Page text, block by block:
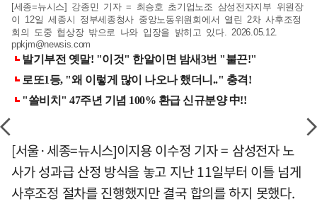
[세종=뉴시스] 강종민 기자 = 최승호 초기업노조 삼성전자지부 위원장
이 12일 세종시 정부세종청사 중앙노동위원회에서 열린 2차 사후조정
회의 도중 협상장 밖으로 나와 입장을 밝히고 있다. 2026.05.12.
ppkjm@newsis.com
[서울·세종=뉴시스]이지용 이수정 기자 = 삼성전자 노
사가 성과급 산정 방식을 놓고 지난 11일부터 이틀 넘게
사후조정 절차를 진행했지만 결국 합의를 하지 못했다.